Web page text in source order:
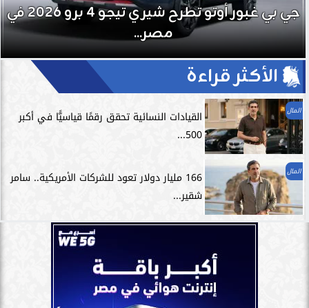
جي بي غبور أوتو تطرح شيري تيجو 4 برو 2026 في
مصر...
الأكثر قراءة
المال
القيادات النسائية تحقق رقمًا قياسيًّا في أكبر
500...
المال
166 مليار دولار تعود للشركات الأمريكية.. سامر
شقير...